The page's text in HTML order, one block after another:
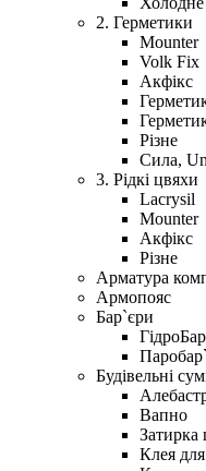
2. Герметики
Mounter
Volk Fix
Акфікс
Різне
Сила,
3. Рідкі цвяхи
Lacrysil
Mounter
Акфікс
Різне
Арматура
Армопояс
Бар`єри
Будівельні
Вапно
Затирка
Клея для